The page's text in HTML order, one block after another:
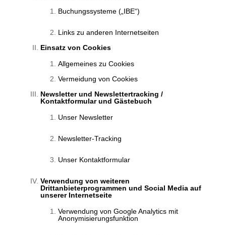
Buchungssysteme („IBE“)
Links zu anderen Internetseiten
Einsatz von Cookies
Allgemeines zu Cookies
Vermeidung von Cookies
Newsletter und Newslettertracking /
Kontaktformular und Gästebuch
Unser Newsletter
Newsletter-Tracking
Unser Kontaktformular
Verwendung von weiteren
Drittanbieterprogrammen und Social Media auf
unserer Internetseite
Verwendung von Google Analytics mit
Anonymisierungsfunktion